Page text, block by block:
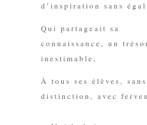
d’inspiration sans égal
Qui partageait sa
connaissance, un
inestimable,
À tous ses élèves, sans
distinction, avec